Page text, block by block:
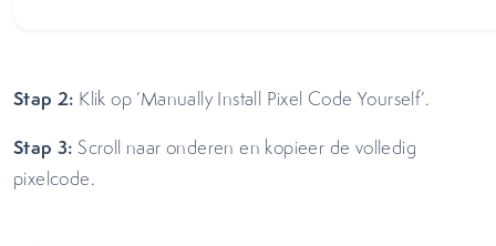
Stap 2: Klik op ‘Manually Install Pixel Code Yourself’.
Stap 3: Scroll naar onderen en kopieer de volledig
pixelcode.